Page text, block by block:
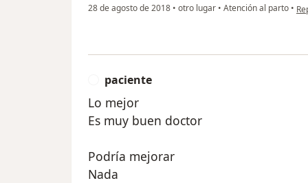
28 de agosto de 2018 • otro lugar • Atención al parto •
paciente
Lo mejor
Es muy buen doctor
Podría mejorar
Nada